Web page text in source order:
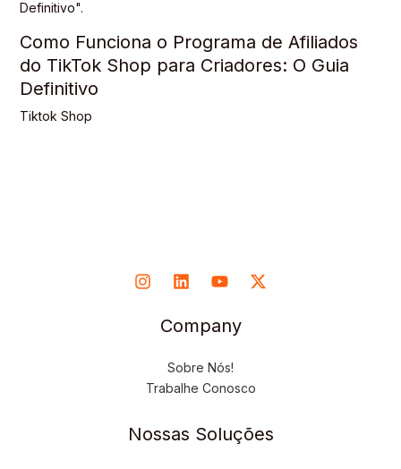
Como Funciona o Programa de Afiliados
do TikTok Shop para Criadores: O Guia
Definitivo
Tiktok Shop
Company
Sobre Nós!
Trabalhe Conosco
Nossas Soluções